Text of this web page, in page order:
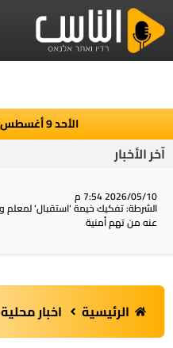
الأحد 9 أغسطس 2026
آخر الأخبار
2026/05/10 7:54 م
الشرطة: تفكيك خيمة ‘استقبال‘ لمعلم
عنه من تهم أمنية
الرئيسية اخبار محلية